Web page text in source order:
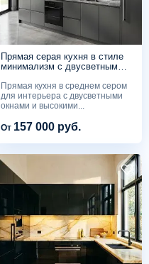
Прямая серая кухня в стиле
минимализм с двусветным
Прямая кухня в среднем сером
для интерьера с двусветными
окнами и высокими...
От 157 000 руб.